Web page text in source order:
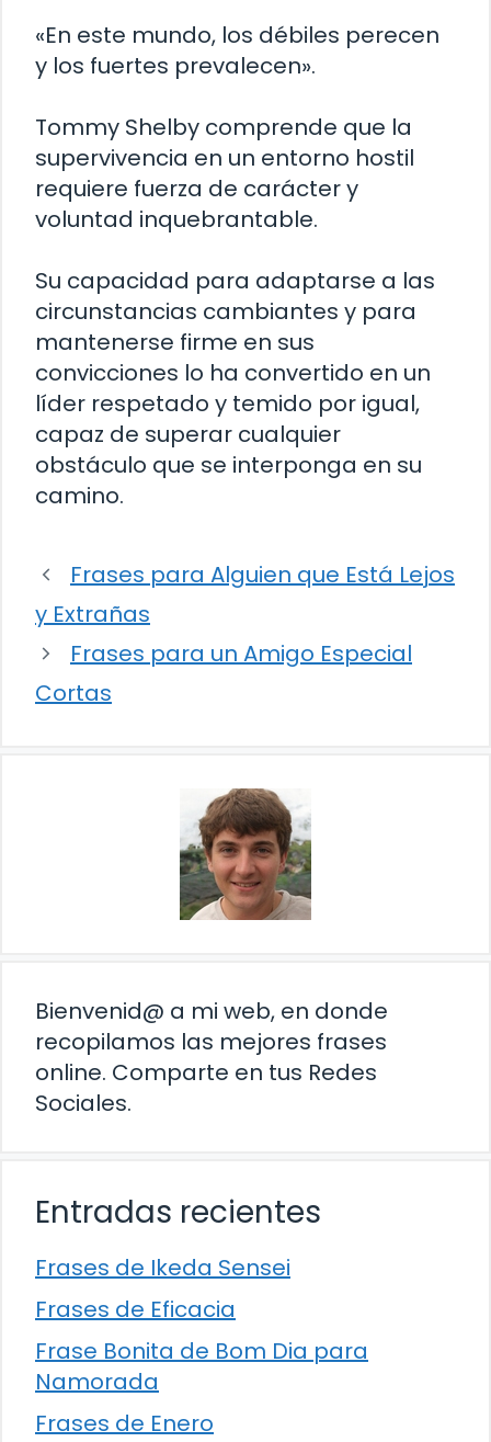
«En este mundo, los débiles perecen
y los fuertes prevalecen».
Tommy Shelby comprende que la
supervivencia en un entorno hostil
requiere fuerza de carácter y
voluntad inquebrantable.
Su capacidad para adaptarse a las
circunstancias cambiantes y para
mantenerse firme en sus
convicciones lo ha convertido en un
líder respetado y temido por igual,
capaz de superar cualquier
obstáculo que se interponga en su
camino.
Frases para Alguien que Está Lejos
y Extrañas
Frases para un Amigo Especial
Cortas
Bienvenid@ a mi web, en donde
recopilamos las mejores frases
online. Comparte en tus Redes
Sociales.
Entradas recientes
Frases de Ikeda Sensei
Frases de Eficacia
Frase Bonita de Bom Dia para
Namorada
Frases de Enero